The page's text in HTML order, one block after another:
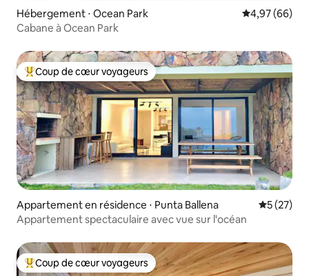
Hébergement ⋅ Ocean Park Évaluation
4,97 (66)
Cabane à Ocean Park
Coups de cœur voyageurs les plus appréciés
Coup de cœur voyageurs
Appartement en résidence ⋅ Punta Ballena
5 (27)
Appartement spectaculaire avec vue sur l'océan
Coups de cœur voyageurs les plus appréciés
Coup de cœur voyageurs